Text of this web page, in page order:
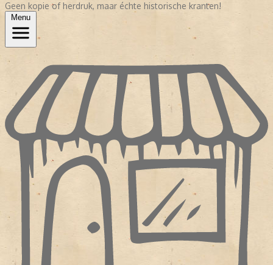
Geen kopie of herdruk, maar échte historische kranten!
Menu